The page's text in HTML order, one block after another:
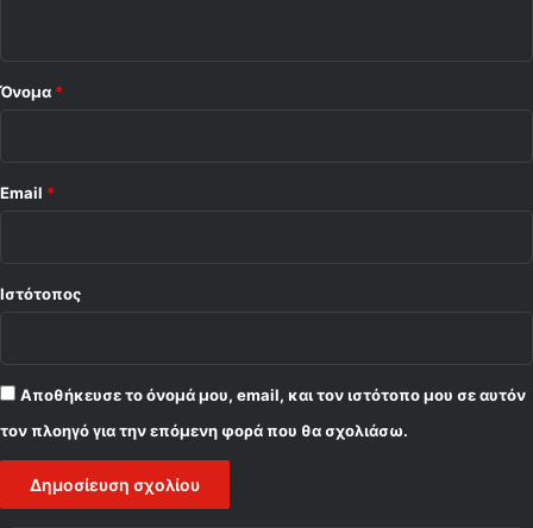
Όνομα *
Email *
Ιστότοπος
Αποθήκευσε το όνομά μου, email, και τον ιστότοπο μου σε αυτόν
τον πλοηγό για την επόμενη φορά που θα σχολιάσω.